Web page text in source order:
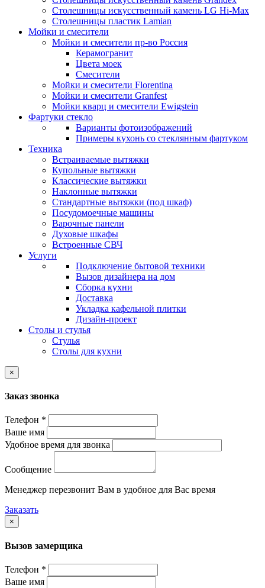
Столешницы искусственный камень LG Hi-Max
Столешницы пластик Lamian
Мойки и смесители
Мойки и смесители пр-во Россия
Керамогранит
Цвета моек
Смесители
Мойки и смесители Florentina
Мойки и смесители Granfest
Мойки кварц и смесители Ewigstein
Фартуки стекло
Варианты фотоизображений
Примеры кухонь со стеклянным фартуком
Техника
Встраиваемые вытяжки
Купольные вытяжки
Классические вытяжки
Наклонные вытяжки
Стандартные вытяжки (под шкаф)
Посудомоечные машины
Варочные панели
Духовые шкафы
Встроенные СВЧ
Услуги
Подключение бытовой техники
Вызов дизайнера на дом
Сборка кухни
Доставка
Укладка кафельной плитки
Дизайн-проект
Столы и стулья
Стулья
Столы для кухни
×
Заказ звонка
Телефон *
Ваше имя
Удобное время для звонка
Сообщение
Менеджер перезвонит Вам в удобное для Вас время
Заказать
×
Вызов замерщика
Телефон *
Ваше имя